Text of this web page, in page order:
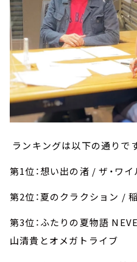
ランキングは以下の通りで
第1位：想い出の渚 / ザ・ワ
第2位：夏のクラクション /
第3位：ふたりの夏物語
山清貴とオメガトライブ